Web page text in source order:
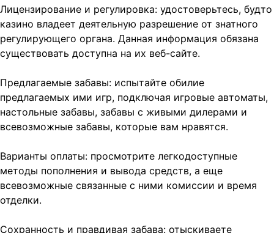
Лицензирование и регулировка: удостоверьтесь, будто
казино владеет деятельную разрешение от знатного
регулирующего органа. Данная информация обязана
существовать доступна на их веб-сайте.
Предлагаемые забавы: испытайте обилие
предлагаемых ими игр, подключая игровые автоматы,
настольные забавы, забавы с живыми дилерами и
всевозможные забавы, которые вам нравятся.
Варианты оплаты: просмотрите легкодоступные
методы пополнения и вывода средств, а еще
всевозможные связанные с ними комиссии и время
отделки.
Сохранность и правдивая забава: отыскиваете